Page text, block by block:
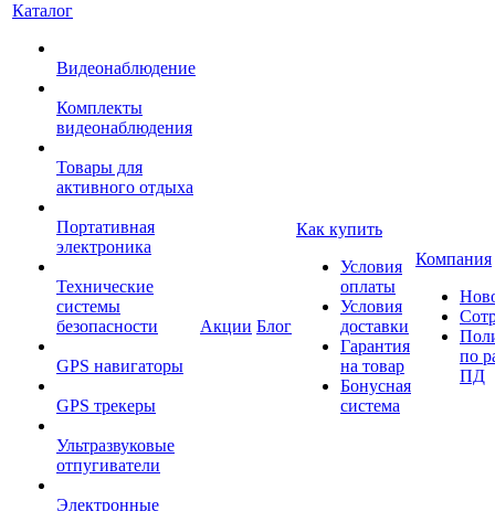
Каталог
Видеонаблюдение
Комплекты
видеонаблюдения
Товары для
активного отдыха
Портативная
электроника
Технические
системы
безопасности
GPS навигаторы
GPS трекеры
Ультразвуковые
отпугиватели
Электронные
Акции Блог
Как купить
Условия
оплаты
Условия
доставки
Гарантия
на товар
Бонусная
система
Компания
по
ПД